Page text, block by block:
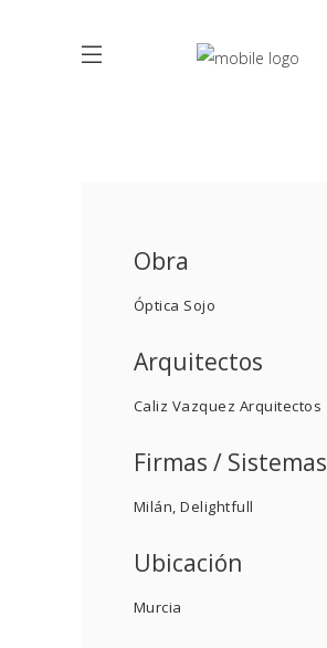
Obra
Óptica Sojo
Arquitectos
Caliz Vazquez Arquitectos
Firmas / Sistemas
Milán, Delightfull
Ubicación
Murcia